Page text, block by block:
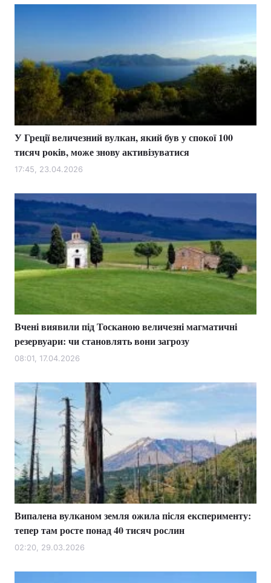
У Греції величезний вулкан, який був у спокої 100
тисяч років, може знову активізуватися
17:45, 23.04.2026
Вчені виявили під Тосканою величезні магматичні
резервуари: чи становлять вони загрозу
08:01, 17.04.2026
Випалена вулканом земля ожила після експерименту:
тепер там росте понад 40 тисяч рослин
02:20, 29.03.2026